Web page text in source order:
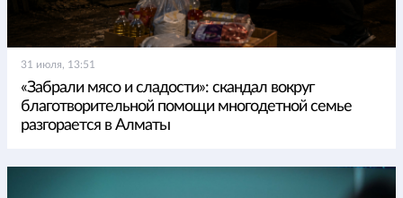
31 июля, 13:51
«Забрали мясо и сладости»: скандал вокруг
благотворительной помощи многодетной семье
разгорается в Алматы